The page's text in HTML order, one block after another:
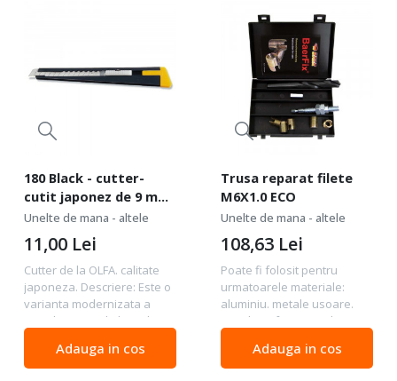
180 Black - cutter-
cutit japonez de 9 mm.
Olfa
Unelte de mana - altele
Cutter de la OLFA. calitate
japoneza. Descriere: Este o
varianta modernizata a
cutitului original. dezvoltat si
cutit poate fi utilizat perfect
pentru taieturi simple....
11,00 Lei
Adauga in cos
Trusa reparat filete
M6X1.0 ECO
Unelte de mana - altele
Poate fi folosit pentru
urmatoarele materiale:
aluminiu. metale usoare.
metale neferoase. alama.
plastice. laminate. lemn de
esenta tare. etc. Pentru
108,63 Lei
Adauga in cos